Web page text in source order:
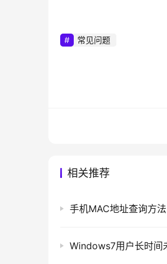
以上就是关于-
常见问题
相关推荐